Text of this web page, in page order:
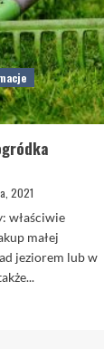
2021
właściwie
małej
jeziorem lub w